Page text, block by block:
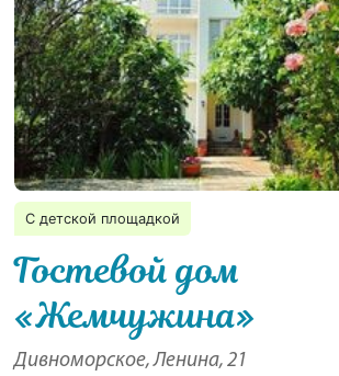
С детской площадкой
Гостевой дом
«Жемчужина»
Дивноморское, Ленина, 21